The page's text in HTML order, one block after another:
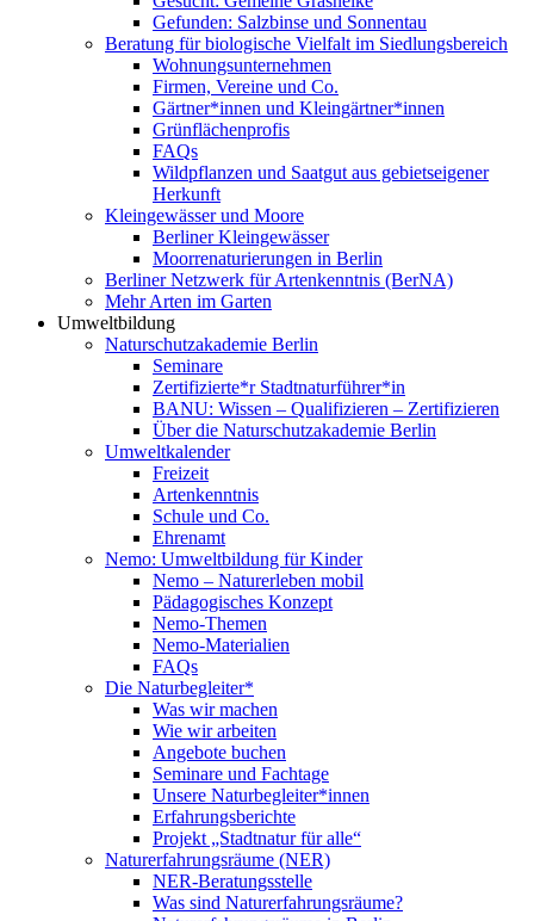
Gefunden: Salzbinse und Sonnentau
Beratung für biologische Vielfalt im Siedlungsbereich
Wohnungsunternehmen
Firmen, Vereine und Co.
Gärtner*innen und Kleingärtner*innen
Grünflächenprofis
FAQs
Wildpflanzen und Saatgut aus gebietseigener
Herkunft
Kleingewässer und Moore
Berliner Kleingewässer
Moorrenaturierungen in Berlin
Berliner Netzwerk für Artenkenntnis (BerNA)
Mehr Arten im Garten
Umweltbildung
Naturschutzakademie Berlin
Seminare
Zertifizierte*r Stadtnaturführer*in
BANU: Wissen – Qualifizieren – Zertifizieren
Über die Naturschutzakademie Berlin
Umweltkalender
Freizeit
Artenkenntnis
Schule und Co.
Ehrenamt
Nemo: Umweltbildung für Kinder
Nemo – Naturerleben mobil
Pädagogisches Konzept
Nemo-Themen
Nemo-Materialien
FAQs
Die Naturbegleiter*
Was wir machen
Wie wir arbeiten
Angebote buchen
Seminare und Fachtage
Unsere Naturbegleiter*innen
Erfahrungsberichte
Projekt „Stadtnatur für alle“
Naturerfahrungsräume (NER)
NER-Beratungsstelle
Was sind Naturerfahrungsräume?